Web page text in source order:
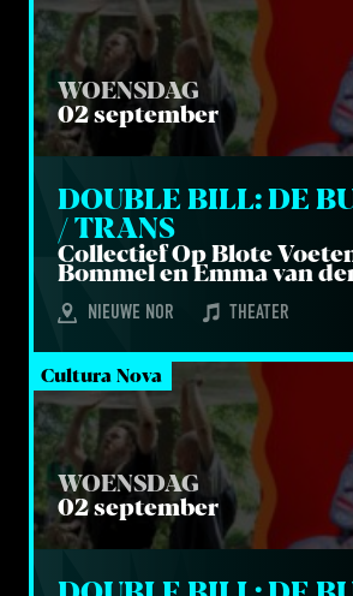
WOENSDAG
02 september
DOU­BLE BILL: DE
/ TRANS
Col­lec­tief Op Blo­te
Bom­mel en Emma van
NIEUWE NOR THEATER
Cultura Nova
WOENSDAG
02 september